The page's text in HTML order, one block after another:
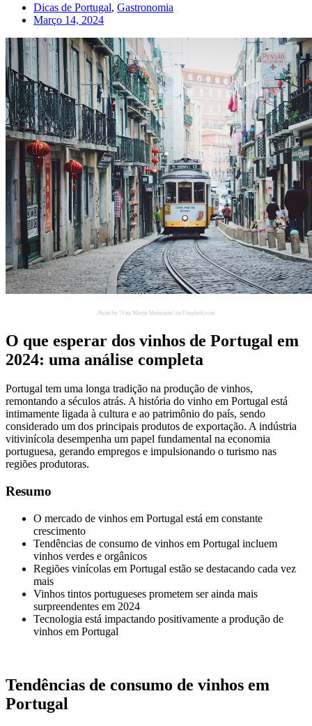
Dicas de Portugal, Gastronomia
Março 14, 2024
Photo by ‘Vita Marija Murenaite’ on Unsplash.com
O que esperar dos vinhos de Portugal em
2024: uma análise completa
Portugal tem uma longa tradição na produção de vinhos,
remontando a séculos atrás. A história do vinho em Portugal está
intimamente ligada à cultura e ao patrimônio do país, sendo
considerado um dos principais produtos de exportação. A indústria
vitivinícola desempenha um papel fundamental na economia
portuguesa, gerando empregos e impulsionando o turismo nas
regiões produtoras.
Resumo
O mercado de vinhos em Portugal está em constante
crescimento
Tendências de consumo de vinhos em Portugal incluem
vinhos verdes e orgânicos
Regiões vinícolas em Portugal estão se destacando cada vez
mais
Vinhos tintos portugueses prometem ser ainda mais
surpreendentes em 2024
Tecnologia está impactando positivamente a produção de
vinhos em Portugal
Tendências de consumo de vinhos em
Portugal